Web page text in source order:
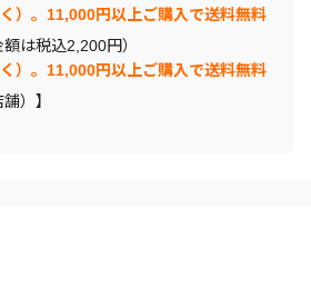
）。11,000円以上ご購入で送料無料
は税込2,200円）
）。11,000円以上ご購入で送料無料
）】